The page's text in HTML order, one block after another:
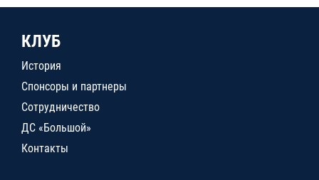
КЛУБ
История
Спонсоры и партнеры
Сотрудничество
ДС «Большой»
Контакты